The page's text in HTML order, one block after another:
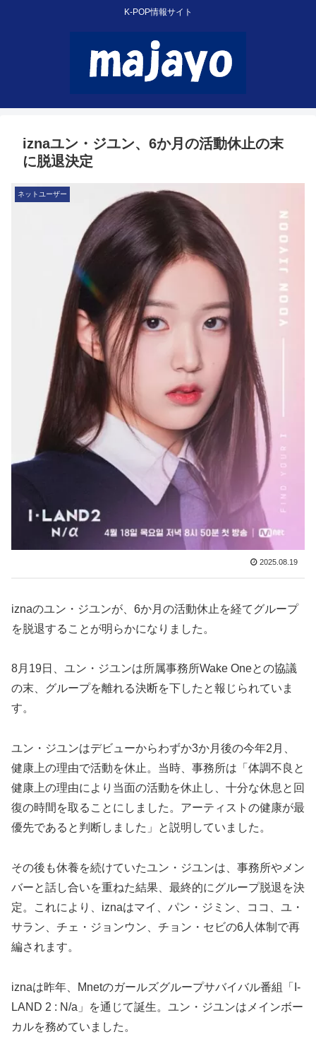
K-POP情報サイト
iznaユン・ジユン、6か月の活動休止の末
に脱退決定
ネットユーザー
2025.08.19
iznaのユン・ジユンが、6か月の活動休止を経てグループ
を脱退することが明らかになりました。
8月19日、ユン・ジユンは所属事務所Wake Oneとの協議
の末、グループを離れる決断を下したと報じられていま
す。
ユン・ジユンはデビューからわずか3か月後の今年2月、
健康上の理由で活動を休止。当時、事務所は「体調不良と
健康上の理由により当面の活動を休止し、十分な休息と回
復の時間を取ることにしました。アーティストの健康が最
優先であると判断しました」と説明していました。
その後も休養を続けていたユン・ジユンは、事務所やメン
バーと話し合いを重ねた結果、最終的にグループ脱退を決
定。これにより、iznaはマイ、パン・ジミン、ココ、ユ・
サラン、チェ・ジョンウン、チョン・セビの6人体制で再
編されます。
iznaは昨年、Mnetのガールズグループサバイバル番組「I-
LAND 2 : N/a」を通じて誕生。ユン・ジユンはメインボー
カルを務めていました。